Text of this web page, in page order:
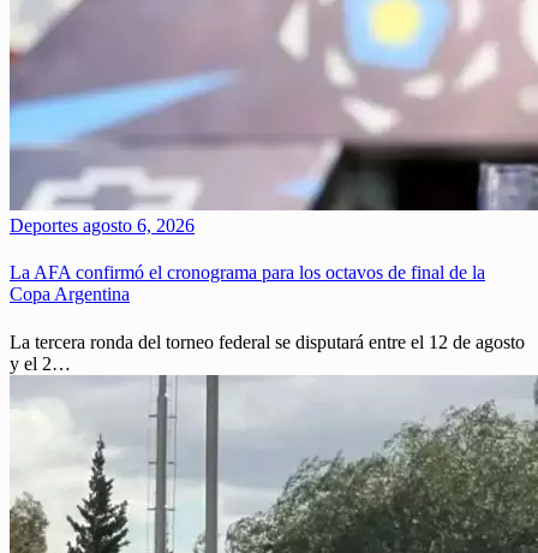
Deportes agosto 6, 2026
La AFA confirmó el cronograma para los octavos de final de la
Copa Argentina
La tercera ronda del torneo federal se disputará entre el 12 de agosto
y el 2…